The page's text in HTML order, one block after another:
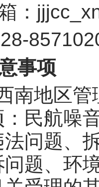
：
事项
南地区
民航噪
问题、
题、环